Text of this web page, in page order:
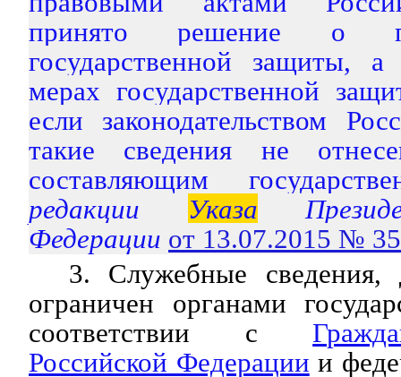
принято решение о
государственной защиты,
мерах государственной
если законодательством
такие сведения не
составляющим
редакции Указа
Федерации от 13.07.2015 №
3. Служебные
ограничен органами
соответствии с
Российской Федерации и